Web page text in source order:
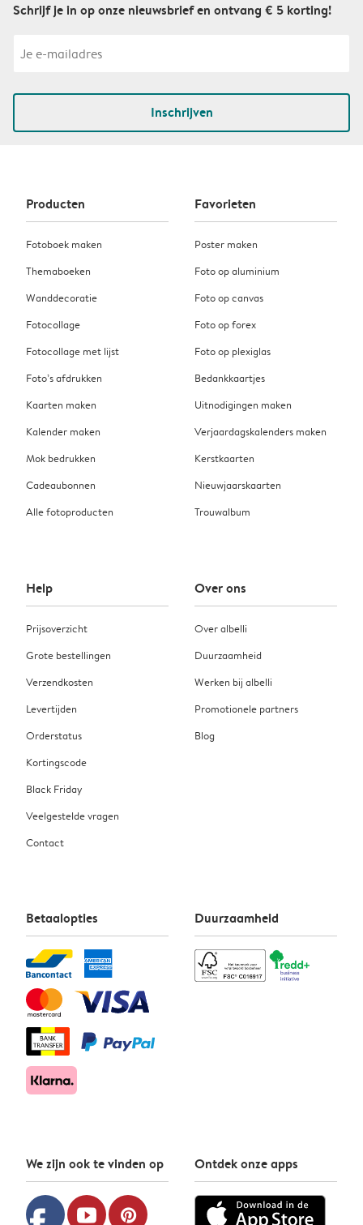
Schrijf je in op onze nieuwsbrief en ontvang € 5 korting!
Inschrijven
Producten
Fotoboek maken
Themaboeken
Wanddecoratie
Fotocollage
Fotocollage met lijst
Foto’s afdrukken
Kaarten maken
Kalender maken
Mok bedrukken
Cadeaubonnen
Alle fotoproducten
Favorieten
Poster maken
Foto op aluminium
Foto op canvas
Foto op forex
Foto op plexiglas
Bedankkaartjes
Uitnodigingen maken
Verjaardagskalenders maken
Kerstkaarten
Nieuwjaarskaarten
Trouwalbum
Help
Prijsoverzicht
Grote bestellingen
Verzendkosten
Levertijden
Orderstatus
Kortingscode
Black Friday
Veelgestelde vragen
Contact
Over ons
Over albelli
Duurzaamheid
Werken bij albelli
Promotionele partners
Blog
Betaalopties Duurzaamheid
We zijn ook te vinden op
youtube pinterest
Ontdek onze apps